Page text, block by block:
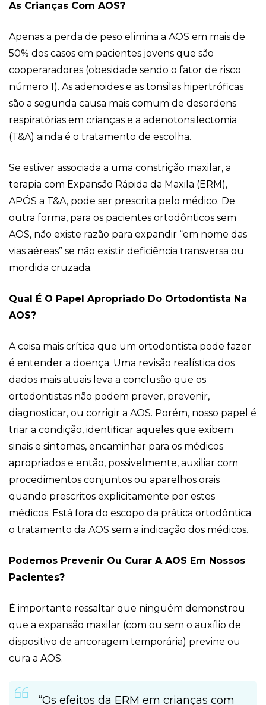
As Crianças Com AOS?
Apenas a perda de peso elimina a AOS em mais de
50% dos casos em pacientes jovens que são
cooperaradores (obesidade sendo o fator de risco
número 1). As adenoides e as tonsilas hipertróficas
são a segunda causa mais comum de desordens
respiratórias em crianças e a adenotonsilectomia
(T&A) ainda é o tratamento de escolha.
Se estiver associada a uma constrição maxilar, a
terapia com Expansão Rápida da Maxila (ERM),
APÓS a T&A, pode ser prescrita pelo médico. De
outra forma, para os pacientes ortodônticos sem
AOS, não existe razão para expandir “em nome das
vias aéreas” se não existir deficiência transversa ou
mordida cruzada.
Qual É O Papel Apropriado Do Ortodontista Na
AOS?
A coisa mais crítica que um ortodontista pode fazer
é entender a doença. Uma revisão realística dos
dados mais atuais leva a conclusão que os
ortodontistas não podem prever, prevenir,
diagnosticar, ou corrigir a AOS. Porém, nosso papel é
triar a condição, identificar aqueles que exibem
sinais e sintomas, encaminhar para os médicos
apropriados e então, possivelmente, auxiliar com
procedimentos conjuntos ou aparelhos orais
quando prescritos explicitamente por estes
médicos. Está fora do escopo da prática ortodôntica
o tratamento da AOS sem a indicação dos médicos.
Podemos Prevenir Ou Curar A AOS Em Nossos
Pacientes?
É importante ressaltar que ninguém demonstrou
que a expansão maxilar (com ou sem o auxílio de
dispositivo de ancoragem temporária) previne ou
cura a AOS.
“Os efeitos da ERM em crianças com